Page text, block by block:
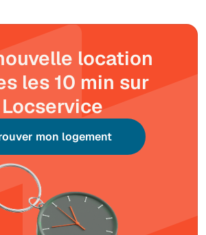
location
les 10 min sur
Locservice
mon logement